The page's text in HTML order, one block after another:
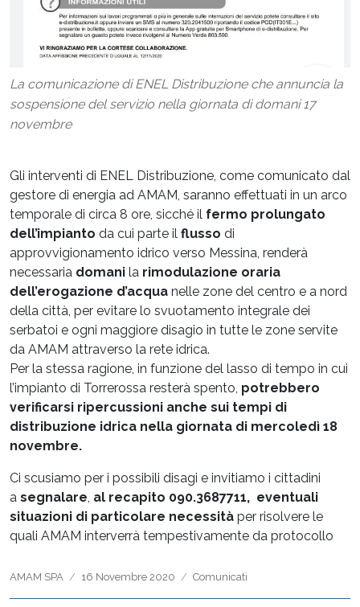
La comunicazione di ENEL Distribuzione che annuncia la
sospensione del servizio nella giornata di domani 17
novembre
Gli interventi di ENEL Distribuzione, come comunicato dal
gestore di energia ad AMAM, saranno effettuati in un arco
temporale di circa 8 ore, sicché il fermo prolungato
dell’impianto da cui parte il flusso di
approvvigionamento idrico verso Messina, renderà
necessaria domani la rimodulazione oraria
dell’erogazione d’acqua nelle zone del centro e a nord
della città, per evitare lo svuotamento integrale dei
serbatoi e ogni maggiore disagio in tutte le zone servite
da AMAM attraverso la rete idrica.
Per la stessa ragione, in funzione del lasso di tempo in cui
l’impianto di Torrerossa resterà spento, potrebbero
verificarsi ripercussioni anche sui tempi di
distribuzione idrica nella giornata di mercoledì 18
novembre.
Ci scusiamo per i possibili disagi e invitiamo i cittadini
a segnalare al recapito 090.3687711, eventuali
situazioni di particolare necessità per risolvere le
quali AMAM interverrà tempestivamente da protocollo
Autore
AMAM SPA
Pubblicato
16 Novembre 2020 Categorie
Comunicati